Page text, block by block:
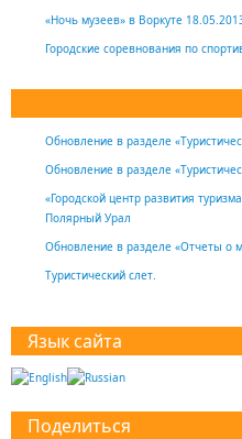
«Ночь музеев» в Воркуте
Городские соревнования по
Обновление в разделе
Обновление в разделе
«Городской центр развития
Полярный Урал
Обновление в разделе «Отчеты о
Туристический слет.
Язык сайта
Поделиться